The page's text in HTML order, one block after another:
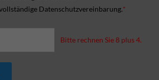
Datenschutzvereinbarung.*
Bitte rechnen Sie 8 plus 4.